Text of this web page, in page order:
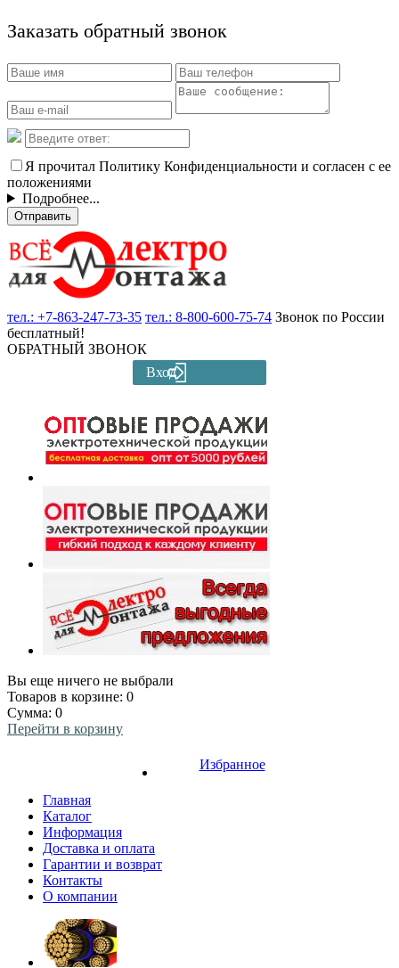
Заказать обратный звонок
Я прочитал Политику Конфиденциальности и согласен с ее
положениями
Подробнее...
Отправить
тел.: +7-863-247-73-35 тел.: 8-800-600-75-74 Звонок по России
бесплатный!
ОБРАТНЫЙ ЗВОНОК
Вход
Вы еще ничего не выбрали
Товаров в корзине: 0
Сумма: 0
Перейти в корзину
Избранное
Главная
Каталог
Информация
Доставка и оплата
Гарантии и возврат
Контакты
О компании